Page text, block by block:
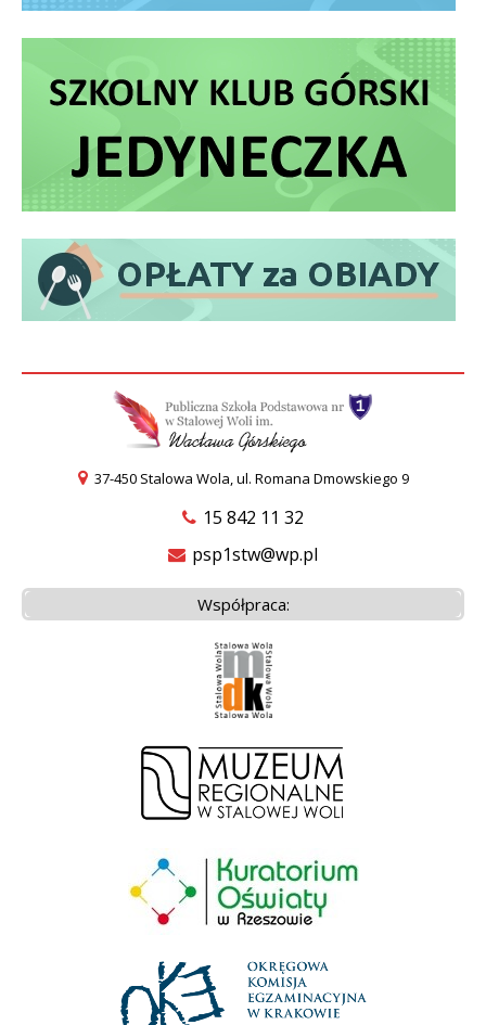
37-450 Stalowa Wola, ul. Romana Dmowskiego 9
15 842 11 32
psp1stw@wp.pl
Współpraca: